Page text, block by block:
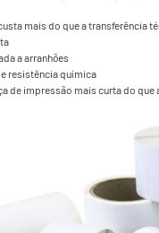
mais do que a transferência
a arranhões
resistência química
de impressão mais curta do que